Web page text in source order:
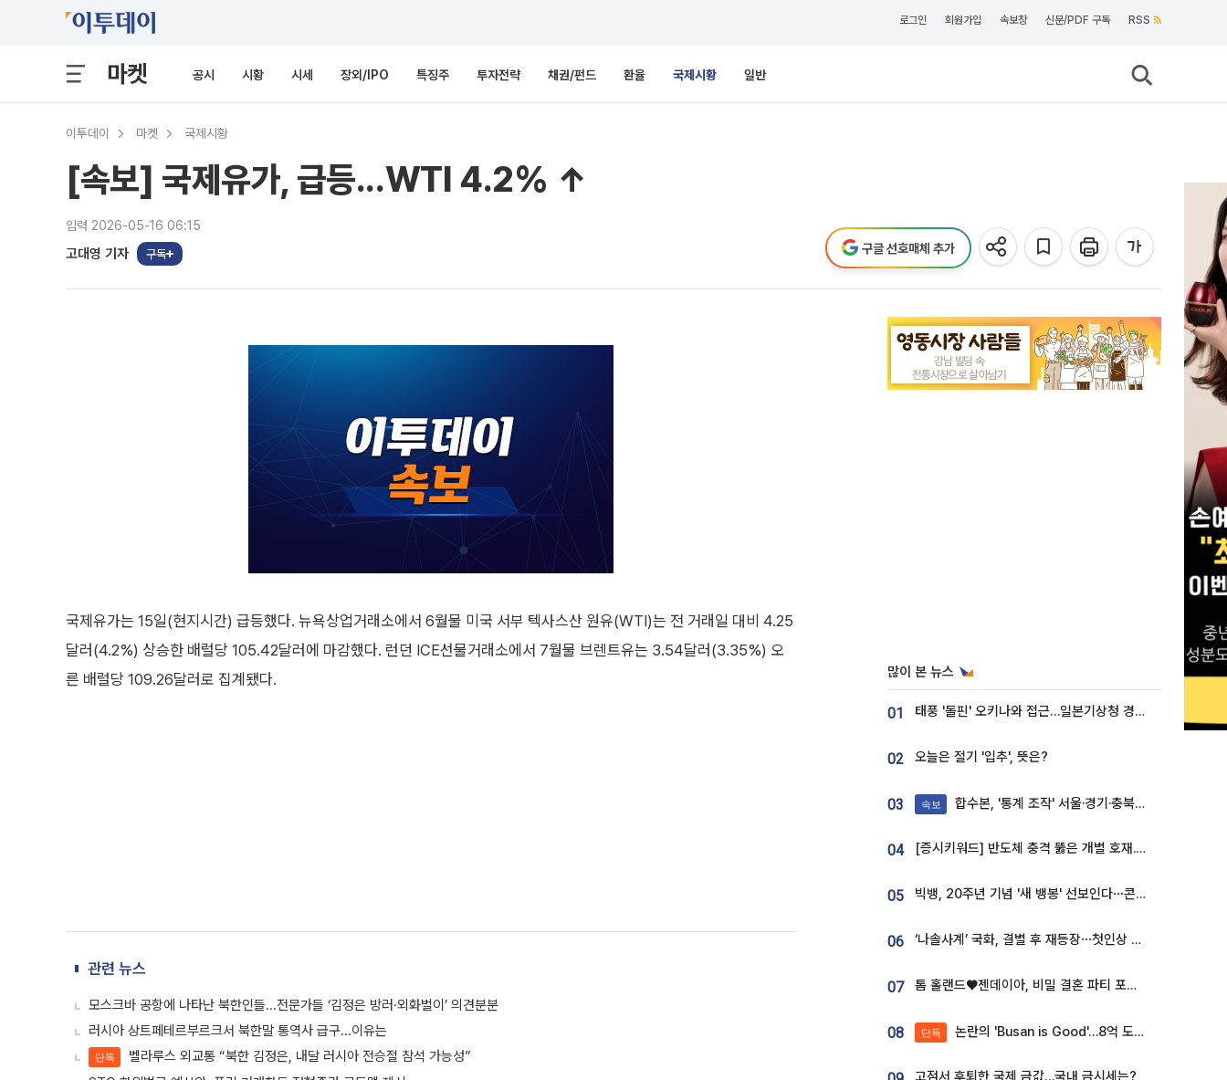
로그인 회원가입 속보창 신문/PDF 구독 RSS
마켓 공시 시황 시세 장외/IPO 특징주 투자전략 채권/펀드 환율 국제시황 일반
이투데이 마켓 국제시황
[속보] 국제유가, 급등...WTI 4.2% ↑
입력 2026-05-16 06:15
고대영 기자 구독 구글 선호매체 추가
국제유가는 15일(현지시간) 급등했다. 뉴욕상업거래소에서 6월물 미국 서부 텍사스산 원유(WTI)는 전 거래일 대비 4.25
달러(4.2%) 상승한 배럴당 105.42달러에 마감했다. 런던 ICE선물거래소에서 7월물 브렌트유는 3.54달러(3.35%) 오
른 배럴당 109.26달러로 집계됐다.
관련 뉴스
모스크바 공항에 나타난 북한인들...전문가들 ‘김정은 방러·외화벌이’ 의견분분
러시아 상트페테르부르크서 북한말 통역사 급구...이유는
단독
벨라루스 외교통 “북한 김정은, 내달 러시아 전승절 참석 가능성”
많이 본 뉴스
01 태풍 '돌핀' 오키나와 접근…일본기상청 경로 업데이트
02 오늘은 절기 '입추', 뜻은?
03 속보 합수본, '통계 조작' 서울·경기·충북 선관위 등 추가 압수수색
04 [증시키워드] 반도체 충격 뚫은 개별 호재...포스코퓨처엠·에코프로·한화솔루션 '눈길'
05 빅뱅, 20주년 기념 '새 뱅봉' 선보인다⋯콘서트 앞두고 팝업 개최
06 ‘나솔사계’ 국화, 결별 후 재등장⋯첫인상 투표 휩쓸고 ‘인기녀’ 등극
07 톰 홀랜드♥젠데이아, 비밀 결혼 파티 포착⋯호텔 대관비만 9억
08 단독 논란의 'Busan is Good'…8억 도시브랜드, 용산 대통령실 CI 업체가 수행
고점서 후퇴한 국제 금값…국내 금시세는?